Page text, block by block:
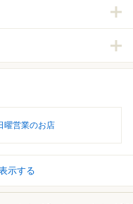
曜営業のお店
示する